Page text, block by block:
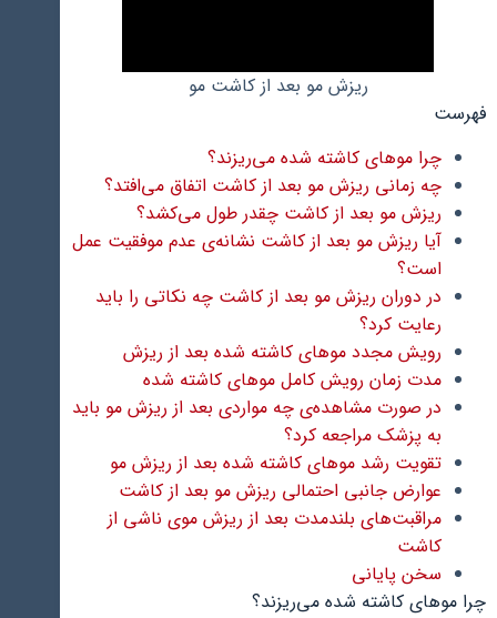
ریزش مو بعد از کاشت مو
فهرست
چرا موهای کاشته شده می‌ریزند؟
چه زمانی ریزش مو بعد از کاشت اتفاق می‌افتد؟
ریزش مو بعد از کاشت چقدر طول می‌کشد؟
آیا ریزش مو بعد از کاشت نشانه‌ی عدم موفقیت عمل
است؟
در دوران ریزش مو بعد از کاشت چه نکاتی را باید
رعایت کرد؟
رویش مجدد موهای کاشته شده بعد از ریزش
مدت زمان رویش کامل موهای کاشته شده
در صورت مشاهده‌ی چه مواردی بعد از ریزش مو باید
به پزشک مراجعه کرد؟
تقویت رشد موهای کاشته شده بعد از ریزش مو
عوارض جانبی احتمالی ریزش مو بعد از کاشت
مراقبت‌های بلندمدت بعد از ریزش موی ناشی از
کاشت
سخن پایانی
چرا موهای کاشته شده می‌ریزند؟